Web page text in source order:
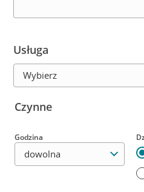
Usługa
Wybierz usługę
Czynne
Godzina
Wybierz godzinę